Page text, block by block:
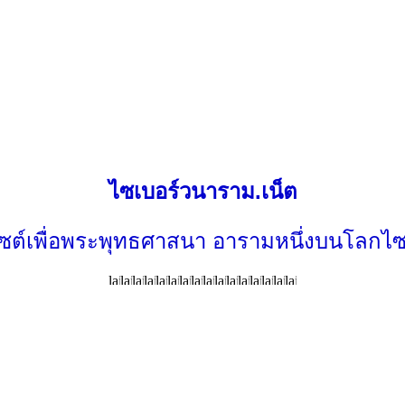
ไซเบอร์วนาราม.เน็ต
ต์เพื่อพระพุทธศาสนา อารามหนึ่งบนโลกไ